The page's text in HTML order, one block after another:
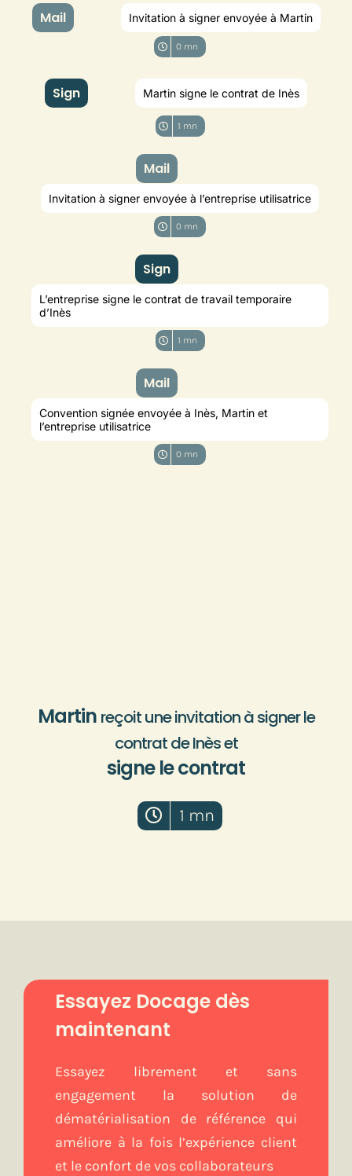
Mail Invitation à signer envoyée à Martin
0 mn
Sign Martin signe le contrat de Inès
1 mn
Mail
Invitation à signer envoyée à l’entreprise utilisatrice
0 mn
Sign
L’entreprise signe le contrat de travail temporaire
d’Inès
1 mn
Mail
Convention signée envoyée à Inès, Martin et
l’entreprise utilisatrice
0 mn
Martin reçoit une invitation à signer le
contrat de Inès et
signe le contrat
1 mn
Essayez Docage dès
maintenant
Essayez librement et sans
engagement la solution de
dématérialisation de référence qui
améliore à la fois l’expérience client
et le confort de vos collaborateurs